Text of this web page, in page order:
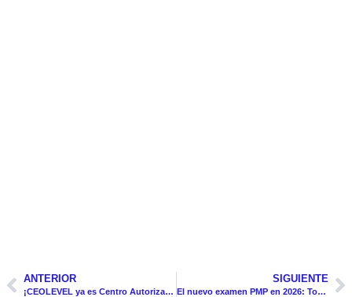
ANTERIOR
¡CEOLEVEL ya es Centro Autorizado de Formación (ATP) del PMI!
SIGUIENTE
El nuevo examen PMP en 2026: Todo lo que debes saber antes del 9 de julio